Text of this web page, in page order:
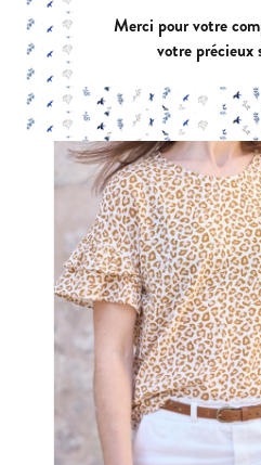
Merci pour votre
votre